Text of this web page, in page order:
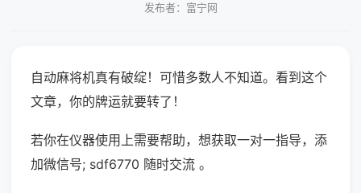
发布者：富宁网
自动麻将机真有破绽！可惜多数人不知道。看到这个
文章，你的牌运就要转了！
若你在仪器使用上需要帮助，想获取一对一指导，添
加微信号; sdf6770 随时交流 。